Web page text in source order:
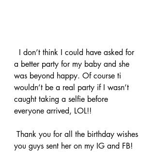
a better party for my baby and she
was beyond happy. Of course ti
wouldn’t be a real party if I wasn’t
caught taking a selfie before
everyone arrived, LOL!!
you guys sent her on my IG and FB!